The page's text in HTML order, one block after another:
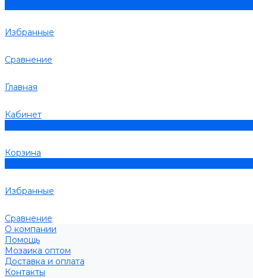
Избранные
Сравнение
Главная
Кабинет
Корзина
Избранные
Сравнение
О компании
Помощь
Мозаика оптом
Доставка и оплата
Контакты